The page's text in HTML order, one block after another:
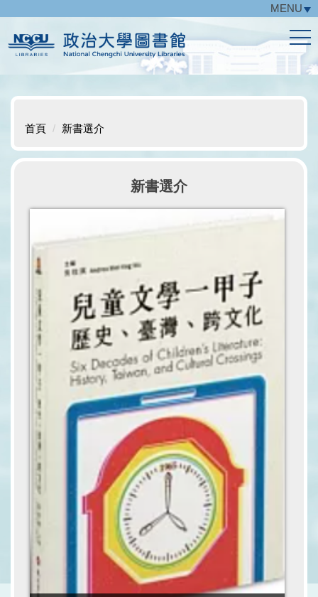
主
要
區
MENU
首頁 新書選介
新書選介